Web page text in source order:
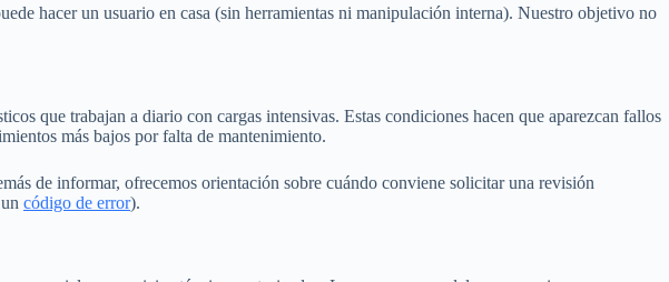
hacer un usuario en casa (sin herramientas ni manipulación interna). Nuestro objetivo no
que trabajan a diario con cargas intensivas. Estas condiciones hacen que aparezcan fallos
más bajos por falta de mantenimiento.
de informar, ofrecemos orientación sobre cuándo conviene solicitar una revisión
código de error).